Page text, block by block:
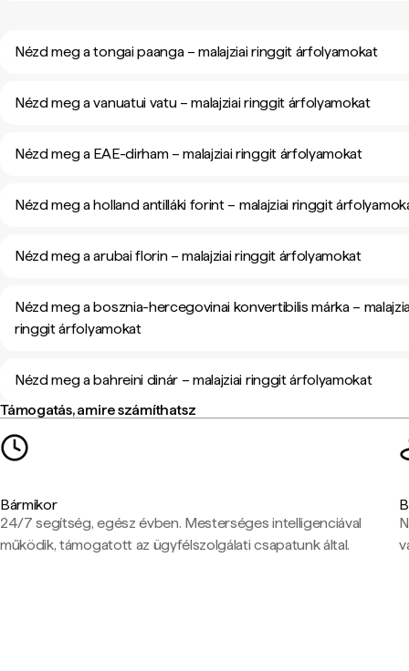
Nézd meg a tongai paanga – malajziai ringgit árfolyamokat
Nézd meg a vanuatui vatu – malajziai ringgit árfolyamokat
Nézd meg a EAE-dirham – malajziai ringgit árfolyamokat
Nézd meg a holland antilláki forint – malajziai ringgit
Nézd meg a arubai florin – malajziai ringgit árfolyamokat
Nézd meg a bosznia-hercegovinai konvertibilis márka –
ringgit árfolyamokat
Nézd meg a bahreini dinár – malajziai ringgit árfolyamokat
Támogatás, amire számíthatsz
Bármikor
24/7 segítség, egész évben. Mesterséges intelligenciával
működik, támogatott az ügyfélszolgálati csapatunk által.